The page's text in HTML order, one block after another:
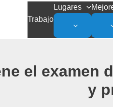
Trabajo
Lugares
el examen
y